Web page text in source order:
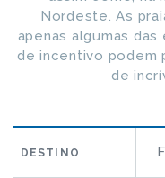
Nordeste. As
apenas algumas
de incentivo podem
de
DESTINO